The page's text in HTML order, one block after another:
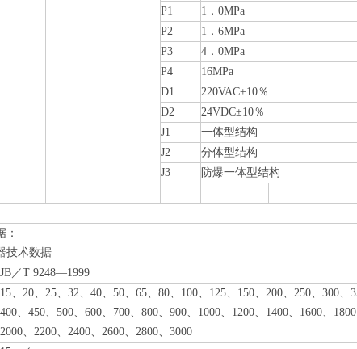
P1
1．0MPa
P2
1．6MPa
P3
4．0MPa
P4
16MPa
D1
220VAC±10％
D2
24VDC±10％
J1
一体型结构
J2
分体型结构
J3
防爆一体型结构
：
技术数据
JB／T 9248—1999
15、 20、 25、 32、 40、 50、 65、 80、 100、 125、 150、 200、 250、 300、
400、 450、 500、 600、 700、 800、 900、 1000、 1200、 1400、 1600、 1800
2000、 2200、 2400、 2600、 2800、 3000